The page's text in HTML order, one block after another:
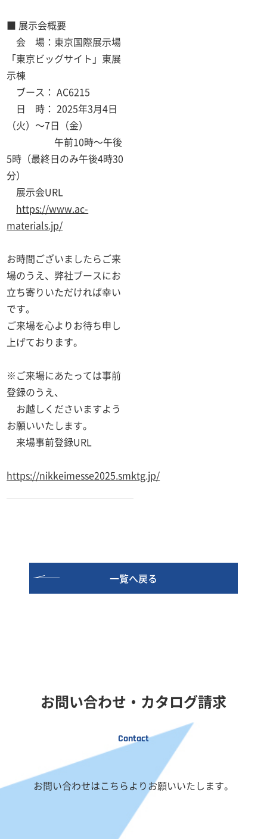
■ 展示会概要
・会 場：東京国際展示場
「東京ビッグサイト」東展
示棟
ブース： AC6215
日 時： 2025年3月4日
（火）～7日（金）
午前10時～午後
5時（最終日のみ午後4時30
分）
展示会URL
https://www.ac-
materials.jp/
お時間ございましたらご来
場のうえ、弊社ブースにお
立ち寄りいただければ幸い
です。
ご来場を心よりお待ち申し
上げております。
※ご来場にあたっては事前
登録のうえ、
お越しくださいますよう
お願いいたします。
来場事前登録URL
https://nikkeimesse2025.smktg.jp/
一覧へ戻る
お問い合わせ・カタログ請求
Contact
お問い合わせはこちらよりお願いいたします。